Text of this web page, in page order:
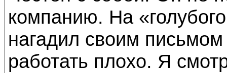
компанию. На
нагадил своим
работать плохо. Я